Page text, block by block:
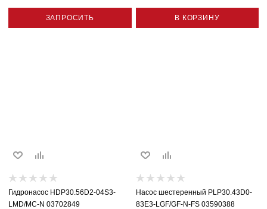
ЗАПРОСИТЬ В КОРЗИНУ
Гидронасос HDP30.56D2-04S3-
LMD/MC-N 03702849
Насос шестеренный PLP30.43D0-
83E3-LGF/GF-N-FS 03590388